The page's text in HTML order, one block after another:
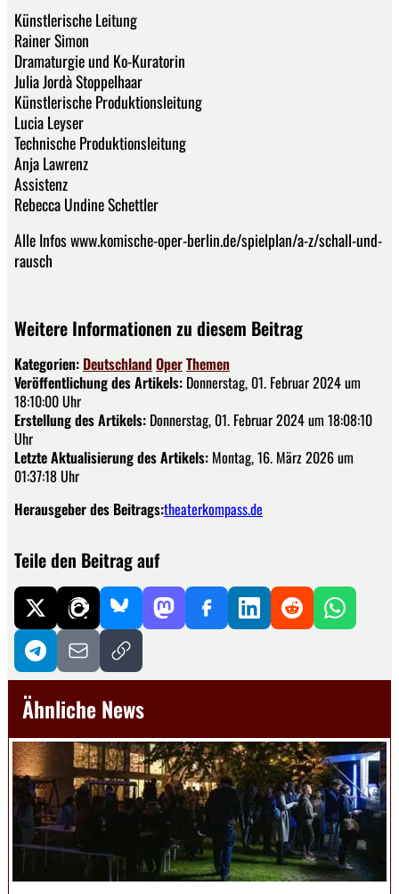
Künstlerische Leitung
Rainer Simon
Dramaturgie und Ko-Kuratorin
Julia Jordà Stoppelhaar
Künstlerische Produktionsleitung
Lucia Leyser
Technische Produktionsleitung
Anja Lawrenz
Assistenz
Rebecca Undine Schettler
Alle Infos www.komische-oper-berlin.de/spielplan/a-z/schall-und-
rausch
Weitere Informationen zu diesem Beitrag
Kategorien: Deutschland OperThemen
Veröffentlichung des Artikels: Donnerstag, 01. Februar 2024 um
18:10:00 Uhr
Erstellung des Artikels: Donnerstag, 01. Februar 2024 um 18:08:10
Uhr
Letzte Aktualisierung des Artikels: Montag, 16. März 2026 um
01:37:18 Uhr
Herausgeber des Beitrags:theaterkompass.de
Teile den Beitrag auf
Ähnliche News